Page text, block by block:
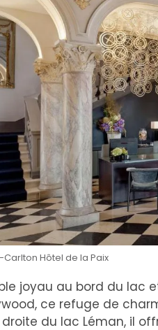
Carlton Hôtel de la Paix
joyau au bord du lac
ce refuge de
du lac Léman, il